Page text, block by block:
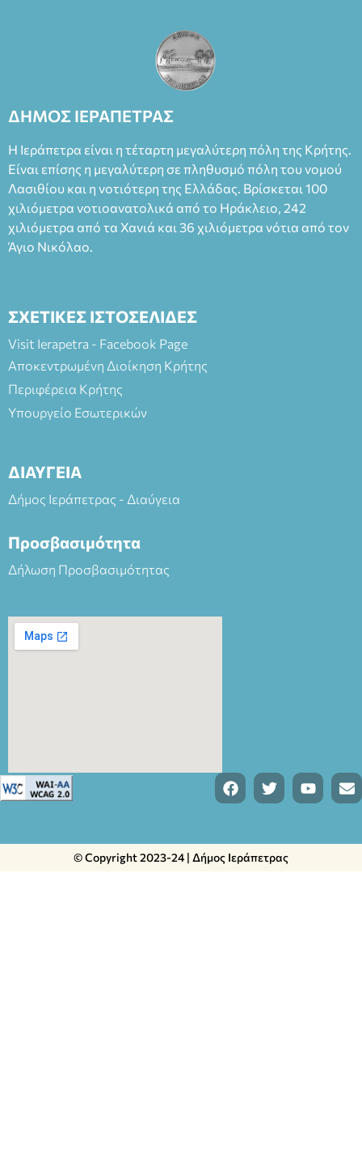
έργο, ενώ η παράσταση έχει καθιερωθεί ως σημαντικό
θεατρικό γεγονός χάρη στις εξαιρετικές ερμηνείες του
Θάνου Λέκκα στον ρόλο του Συγγραφέα και του Δημήτρη
Καπουράνη, νικητή του βραβείου Δημήτρης Χορν 2022-
Φεδερίκο. Σκηνοθεσία: Βαγγέλης Θεοδωρόπουλος Είσοδος: :
άνω των 65 Προπώληση: Βιβλιοπωλείο Πάπυρος (Πλατεία
Πλαστήρα), E&G Mini market (Δημοκρατίας 39 Ιεράπετρα)
και στο more.com Χώρος: 3ο Γυμνάσιο Ιεράπετρας
(Είσοδος ΕΠΑ.Λ.) Έναρξη 21:15 Οργάνωση: ΚΝΩΣΟΣ
ΘΕΑΤΡΙΚΕΣ ΠΑΡΑΓΩΓΕΣ ΕΕ
ΔΗΜΟΣ ΙΕΡΑΠΕΤΡΑΣ
Η Ιεράπετρα είναι η τέταρτη μεγαλύτερη πόλη της Κρήτης.
Είναι επίσης η μεγαλύτερη σε πληθυσμό πόλη του νομού
Λασιθίου και η νοτιότερη της Ελλάδας. Βρίσκεται 100
χιλιόμετρα νοτιοανατολικά από το Ηράκλειο, 242
χιλιόμετρα από τα Χανιά και 36 χιλιόμετρα νότια από τον
Άγιο Νικόλαο.
ΣΧΕΤΙΚΕΣ ΙΣΤΟΣΕΛΙΔΕΣ
Visit Ierapetra - Facebook Page
Αποκεντρωμένη Διοίκηση Κρήτης
Περιφέρεια Κρήτης
Υπουργείο Εσωτερικών
ΔΙΑΥΓΕΙΑ
Δήμος Ιεράπετρας - Διαύγεια
Προσβασιμότητα
Δήλωση Προσβασιμότητας
© Copyright 2023-24 | Δήμος Ιεράπετρας